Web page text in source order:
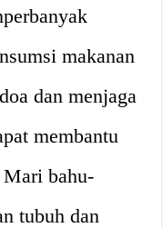
makanan
dan menjaga
membantu
bahu-
tubuh dan